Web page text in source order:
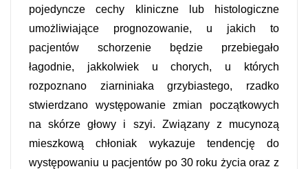
pojedyncze cechy kliniczne lub histologiczne
umożliwiające prognozowanie, u jakich to
pacjentów schorzenie będzie przebiegało
łagodnie, jakkolwiek u chorych, u których
rozpoznano ziarniniaka grzybiastego, rzadko
stwierdzano występowanie zmian początkowych
na skórze głowy i szyi. Związany z mucynozą
mieszkową chłoniak wykazuje tendencję do
występowaniu u pacjentów po 30 roku życia oraz z